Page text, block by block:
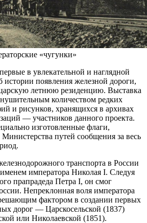
«чугунки»
в увлекательной и наглядной
истории появления железной дороги,
летнюю резиденцию. Выставка
количеством редких
и рисунков, хранящихся в архивах
— участников данного проекта.
изготовленные флаги,
путей сообщения за весь
транспорта в России
императора Николая I. Следуя
прапрадеда Петра I, он смог
Непреклонная воля императора
фактором в создании первых
дорог — Царскосельской (1837)
или Николаевской (1851).